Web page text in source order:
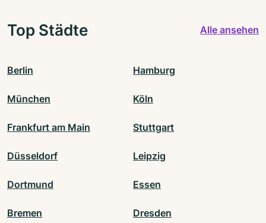
Top Städte Alle ansehen
Berlin Hamburg
München Köln
Frankfurt am Main Stuttgart
Düsseldorf Leipzig
Dortmund Essen
Bremen Dresden